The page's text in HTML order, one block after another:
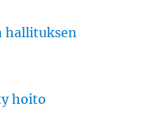
hallituksen
hoito